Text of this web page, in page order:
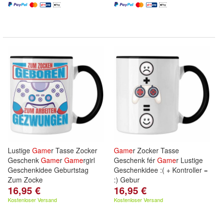
Lustige Gamer Tasse Zocker
Geschenk Gamer Gamergirl
Geschenkidee Geburtstag
Zum Zocke
16,95 €
Kostenloser Versand
Gamer Zocker Tasse
Geschenk fér Gamer Lustige
Geschenkidee :( + Kontroller =
:) Gebur
16,95 €
Kostenloser Versand